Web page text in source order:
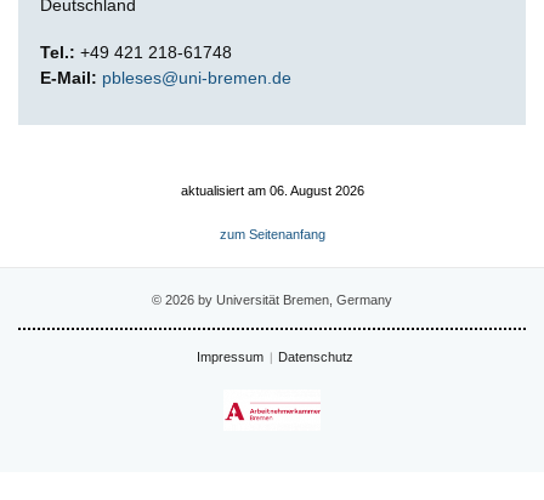
Deutschland
Tel.: +49 421 218-61748
E-Mail: pbleses@uni-bremen.de
aktualisiert am 06. August 2026
zum Seitenanfang
© 2026 by Universität Bremen, Germany
Impressum Datenschutz